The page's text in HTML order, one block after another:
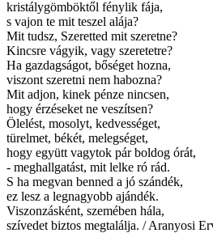
kristálygömböktől fénylik fája,
s vajon te mit teszel alája?
Mit tudsz, Szeretted mit szeretne?
Kincsre vágyik, vagy szeretetre?
Ha gazdagságot, bőséget hozna,
viszont szeretni nem habozna?
Mit adjon, kinek pénze nincsen,
hogy érzéseket ne veszítsen?
Ölelést, mosolyt, kedvességet,
türelmet, békét, melegséget,
hogy együtt vagytok pár boldog órát,
- meghallgatást, mit lelke ró rád.
S ha megvan benned a jó szándék,
ez lesz a legnagyobb ajándék.
Viszonzásként, szemében hála,
szívedet biztos megtalálja. / Aranyosi